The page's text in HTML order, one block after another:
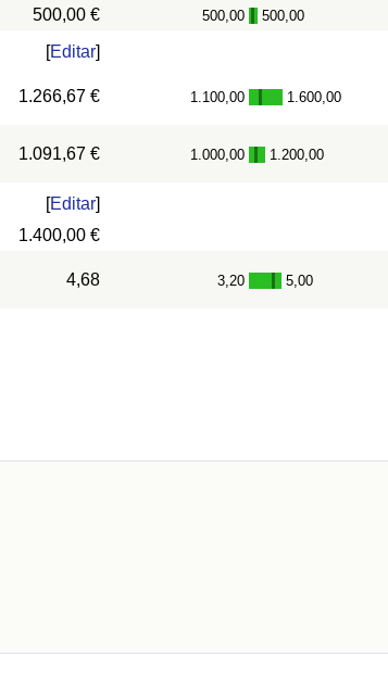
500,00 € 500,00 - 500,00
[Editar]
1.266,67 € 1.100,00 - 1.600,00
1.091,67 € 1.000,00 - 1.200,00
[Editar]
1.400,00 €
4,68 3,20 - 5,00